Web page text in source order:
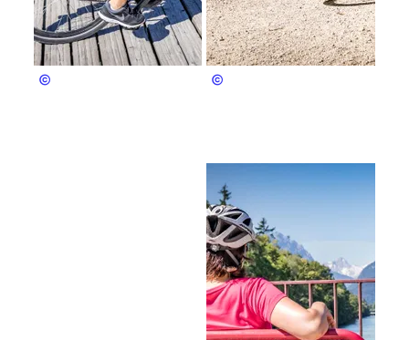
Bergerlebnis Berchtesgaden Bergerlebnis Berchtesgaden